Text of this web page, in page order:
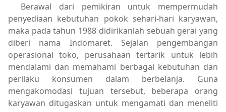
Berawal dari pemikiran untuk mempermudah
penyediaan kebutuhan pokok sehari-hari karyawan,
maka pada tahun 1988 didirikanlah sebuah gerai yang
diberi nama Indomaret. Sejalan pengembangan
operasional toko, perusahaan tertarik untuk lebih
mendalami dan memahami berbagai kebutuhan dan
perilaku konsumen dalam berbelanja. Guna
mengakomodasi tujuan tersebut, beberapa orang
karyawan ditugaskan untuk mengamati dan meneliti